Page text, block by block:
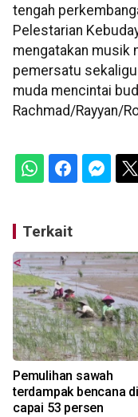
tengah
Pelestarian
mengatakan musik
pemersatu
muda mencintai
Rachmad/Rayyan/
Terkait
Pemulihan sawah
terdampak bencana
capai 53 persen